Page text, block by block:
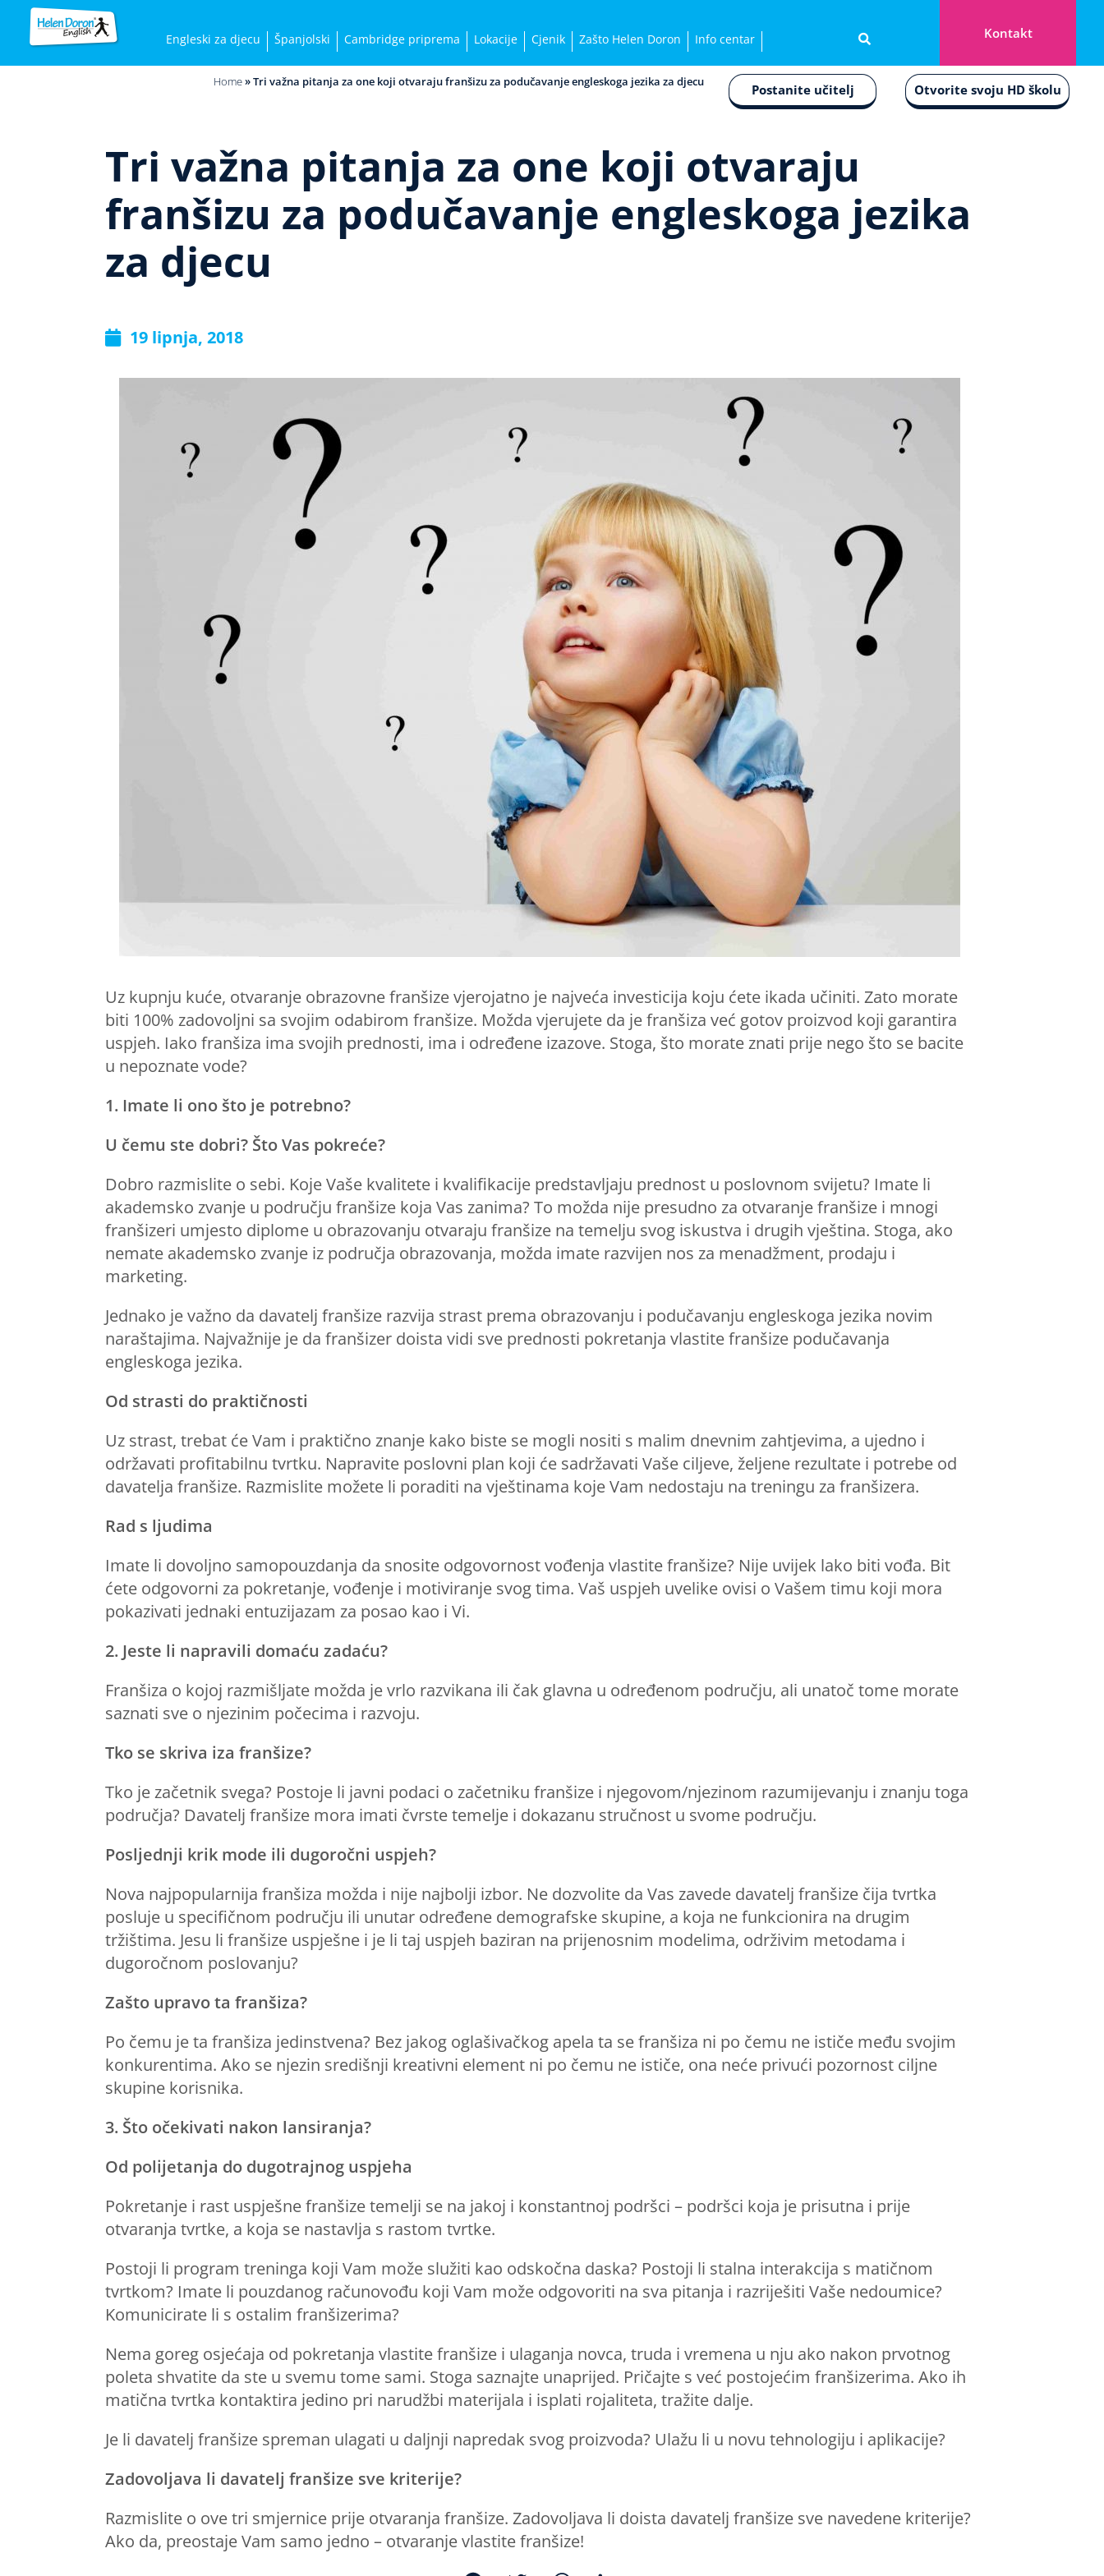
Engleski za djecu Španjolski Cambridge priprema Lokacije Cjenik Zašto Helen Doron Info centar Kontakt
Home»Tri važna pitanja za one koji otvaraju franšizu za podučavanje engleskoga jezika za djecu Postanite učitelj Otvorite svoju HD školu
Tri važna pitanja za one koji otvaraju
franšizu za podučavanje engleskoga jezika
za djecu
19 lipnja, 2018
Uz kupnju kuće, otvaranje obrazovne franšize vjerojatno je najveća investicija koju ćete ikada učiniti. Zato morate
biti 100% zadovoljni sa svojim odabirom franšize. Možda vjerujete da je franšiza već gotov proizvod koji garantira
uspjeh. Iako franšiza ima svojih prednosti, ima i određene izazove. Stoga, što morate znati prije nego što se bacite
u nepoznate vode?
1. Imate li ono što je potrebno?
U čemu ste dobri? Što Vas pokreće?
Dobro razmislite o sebi. Koje Vaše kvalitete i kvalifikacije predstavljaju prednost u poslovnom svijetu? Imate li
akademsko zvanje u području franšize koja Vas zanima? To možda nije presudno za otvaranje franšize i mnogi
franšizeri umjesto diplome u obrazovanju otvaraju franšize na temelju svog iskustva i drugih vještina. Stoga, ako
nemate akademsko zvanje iz područja obrazovanja, možda imate razvijen nos za menadžment, prodaju i
marketing.
Jednako je važno da davatelj franšize razvija strast prema obrazovanju i podučavanju engleskoga jezika novim
naraštajima. Najvažnije je da franšizer doista vidi sve prednosti pokretanja vlastite franšize podučavanja
engleskoga jezika.
Od strasti do praktičnosti
Uz strast, trebat će Vam i praktično znanje kako biste se mogli nositi s malim dnevnim zahtjevima, a ujedno i
održavati profitabilnu tvrtku. Napravite poslovni plan koji će sadržavati Vaše ciljeve, željene rezultate i potrebe od
davatelja franšize. Razmislite možete li poraditi na vještinama koje Vam nedostaju na treningu za franšizera.
Rad s ljudima
Imate li dovoljno samopouzdanja da snosite odgovornost vođenja vlastite franšize? Nije uvijek lako biti vođa. Bit
ćete odgovorni za pokretanje, vođenje i motiviranje svog tima. Vaš uspjeh uvelike ovisi o Vašem timu koji mora
pokazivati jednaki entuzijazam za posao kao i Vi.
2. Jeste li napravili domaću zadaću?
Franšiza o kojoj razmišljate možda je vrlo razvikana ili čak glavna u određenom području, ali unatoč tome morate
saznati sve o njezinim počecima i razvoju.
Tko se skriva iza franšize?
Tko je začetnik svega? Postoje li javni podaci o začetniku franšize i njegovom/njezinom razumijevanju i znanju toga
područja? Davatelj franšize mora imati čvrste temelje i dokazanu stručnost u svome području.
Posljednji krik mode ili dugoročni uspjeh?
Nova najpopularnija franšiza možda i nije najbolji izbor. Ne dozvolite da Vas zavede davatelj franšize čija tvrtka
posluje u specifičnom području ili unutar određene demografske skupine, a koja ne funkcionira na drugim
tržištima. Jesu li franšize uspješne i je li taj uspjeh baziran na prijenosnim modelima, održivim metodama i
dugoročnom poslovanju?
Zašto upravo ta franšiza?
Po čemu je ta franšiza jedinstvena? Bez jakog oglašivačkog apela ta se franšiza ni po čemu ne ističe među svojim
konkurentima. Ako se njezin središnji kreativni element ni po čemu ne ističe, ona neće privući pozornost ciljne
skupine korisnika.
3. Što očekivati nakon lansiranja?
Od polijetanja do dugotrajnog uspjeha
Pokretanje i rast uspješne franšize temelji se na jakoj i konstantnoj podršci – podršci koja je prisutna i prije
otvaranja tvrtke, a koja se nastavlja s rastom tvrtke.
Postoji li program treninga koji Vam može služiti kao odskočna daska? Postoji li stalna interakcija s matičnom
tvrtkom? Imate li pouzdanog računovođu koji Vam može odgovoriti na sva pitanja i razriješiti Vaše nedoumice?
Komunicirate li s ostalim franšizerima?
Nema goreg osjećaja od pokretanja vlastite franšize i ulaganja novca, truda i vremena u nju ako nakon prvotnog
poleta shvatite da ste u svemu tome sami. Stoga saznajte unaprijed. Pričajte s već postojećim franšizerima. Ako ih
matična tvrtka kontaktira jedino pri narudžbi materijala i isplati rojaliteta, tražite dalje.
Je li davatelj franšize spreman ulagati u daljnji napredak svog proizvoda? Ulažu li u novu tehnologiju i aplikacije?
Zadovoljava li davatelj franšize sve kriterije?
Razmislite o ove tri smjernice prije otvaranja franšize. Zadovoljava li doista davatelj franšize sve navedene kriterije?
Ako da, preostaje Vam samo jedno – otvaranje vlastite franšize!